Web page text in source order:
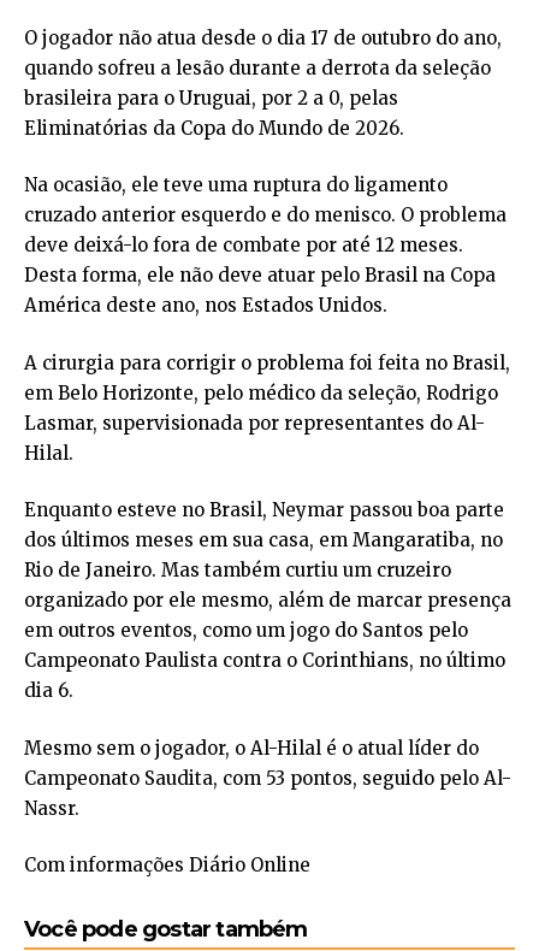
O jogador não atua desde o dia 17 de outubro do ano,
quando sofreu a lesão durante a derrota da seleção
brasileira para o Uruguai, por 2 a 0, pelas
Eliminatórias da Copa do Mundo de 2026.
Na ocasião, ele teve uma ruptura do ligamento
cruzado anterior esquerdo e do menisco. O problema
deve deixá-lo fora de combate por até 12 meses.
Desta forma, ele não deve atuar pelo Brasil na Copa
América deste ano, nos Estados Unidos.
A cirurgia para corrigir o problema foi feita no Brasil,
em Belo Horizonte, pelo médico da seleção, Rodrigo
Lasmar, supervisionada por representantes do Al-
Hilal.
Enquanto esteve no Brasil, Neymar passou boa parte
dos últimos meses em sua casa, em Mangaratiba, no
Rio de Janeiro. Mas também curtiu um cruzeiro
organizado por ele mesmo, além de marcar presença
em outros eventos, como um jogo do Santos pelo
Campeonato Paulista contra o Corinthians, no último
dia 6.
Mesmo sem o jogador, o Al-Hilal é o atual líder do
Campeonato Saudita, com 53 pontos, seguido pelo Al-
Nassr.
Com informações Diário Online
Você pode gostar também